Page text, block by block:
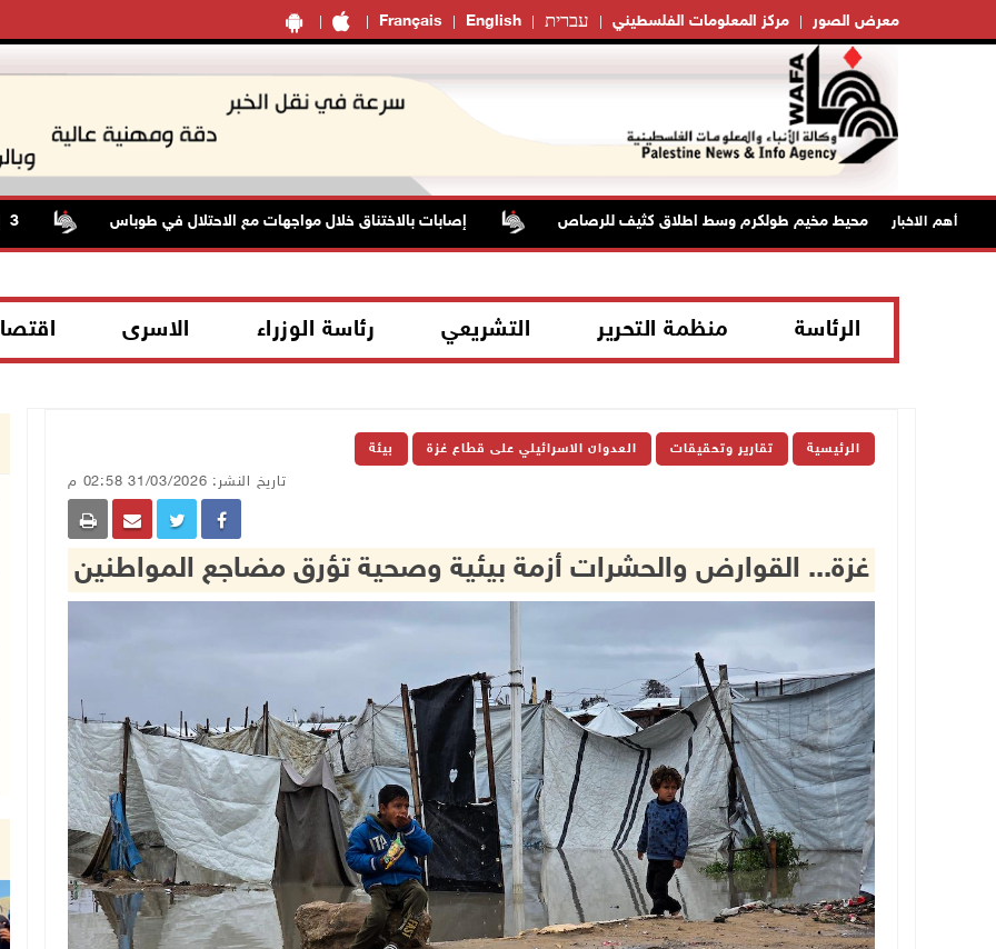
Français English עברית مركز المعلومات الفلسطيني معرض الصور
أهم الاخبار
طيارة في محيط مخيم طولكرم وسط اطلاق كثيف للرصاص إصابات بالاختناق خلال مواجهات مع الاحتلال في طوباس 3 إصابات برصاص الاحتلال شمال خان يونس
الرئاسة منظمة التحرير التشريعي رئاسة الوزراء الاسرى
الرئيسية تقارير وتحقيقات العدوان الاسرائيلي على قطاع غزة بيئة
تاريخ النشر: 31/03/2026 02:58 م
غزة... القوارض والحشرات أزمة بيئية وصحية تؤرق مضاجع المواطنين